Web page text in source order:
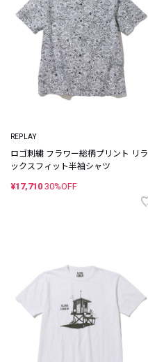
REPLAY
ロゴ刺繍 フラワー総柄プリント リラ
ックスフィット半袖シャツ
¥17,710 30%OFF